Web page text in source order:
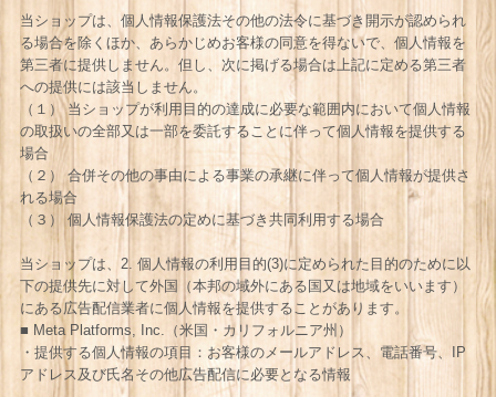
当ショップは、個人情報保護法その他の法令に基づき開示が認められ
る場合を除くほか、あらかじめお客様の同意を得ないで、個人情報を
第三者に提供しません。但し、次に掲げる場合は上記に定める第三者
への提供には該当しません。
（１） 当ショップが利用目的の達成に必要な範囲内において個人情報
の取扱いの全部又は一部を委託することに伴って個人情報を提供する
場合
（２） 合併その他の事由による事業の承継に伴って個人情報が提供さ
れる場合
（３） 個人情報保護法の定めに基づき共同利用する場合
当ショップは、2. 個人情報の利用目的(3)に定められた目的のために以
下の提供先に対して外国（本邦の域外にある国又は地域をいいます）
にある広告配信業者に個人情報を提供することがあります。
■ Meta Platforms, Inc.（米国・カリフォルニア州）
・提供する個人情報の項目：お客様のメールアドレス、電話番号、IP
アドレス及び氏名その他広告配信に必要となる情報